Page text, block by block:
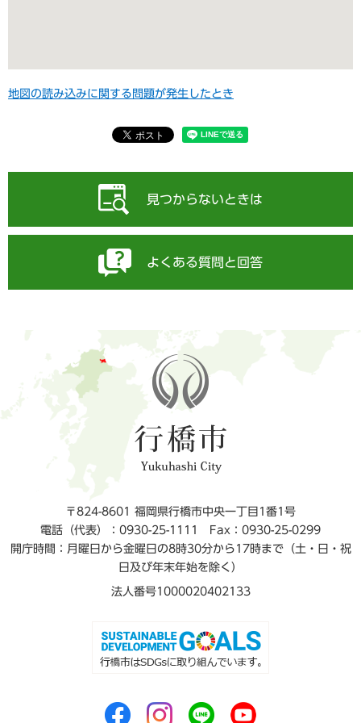
地図の読み込みに関する問題が発生したとき
見つからないときは
よくある質問と回答
〒824-8601 福岡県行橋市中央一丁目1番1号
電話（代表）：0930-25-1111
Fax：0930-25-0299
開庁時間：月曜日から金曜日の8時30分から17時まで（土・日・祝
日及び年末年始を除く）
法人番号1000020402133